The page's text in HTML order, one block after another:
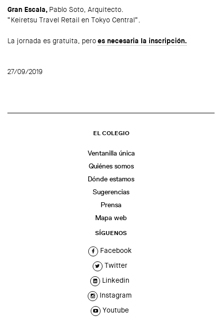
Gran Escala, Pablo Soto, Arquitecto.
“Keiretsu Travel Retail en Tokyo Central”.
La jornada es gratuita, peroes necesaria la inscripción.
27/09/2019
EL COLEGIO
Ventanilla única
Quiénes somos
Dónde estamos
Sugerencias
Prensa
Mapa web
SÍGUENOS
Facebook
Twitter
Linkedin
Instagram
Youtube